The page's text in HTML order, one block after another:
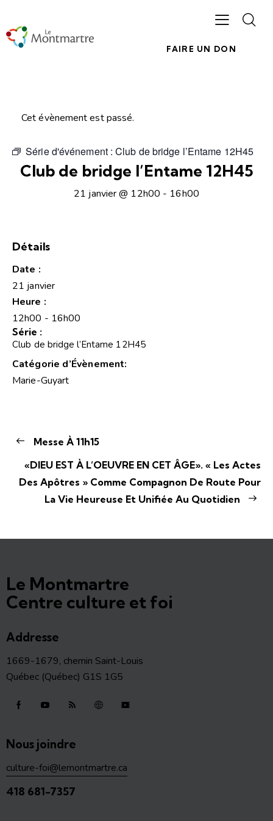
FAIRE UN DON
Cet évènement est passé.
Série d'événement :Club de bridge l’Entame 12H45
Club de bridge l’Entame 12H45
21 janvier @ 12h00 - 16h00
Détails
Date :
21 janvier
Heure :
12h00 - 16h00
Série :
Club de bridge l’Entame 12H45
Catégorie d’Évènement:
Marie-Guyart
Messe À 11h15
«DIEU EST À L’OEUVRE EN CET ÂGE». « Les Actes
Des Apôtres » Comme Compagnon De Route Pour
La Vie Heureuse Et Unifiée Au Quotidien
Le Montmartre
Centre culture et foi
Addresse
1669-1679, chemin Saint-Louis
Québec (Québec) G1S 1G5
Nous joindre
culture-foi@lemontmartre.ca
418 681-7357